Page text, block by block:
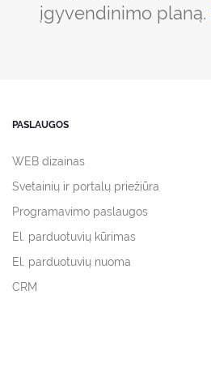
įgyvendinimo planą.
PASLAUGOS
WEB dizainas
Svetainių ir portalų priežiūra
Programavimo paslaugos
El. parduotuvių kūrimas
El. parduotuvių nuoma
CRM